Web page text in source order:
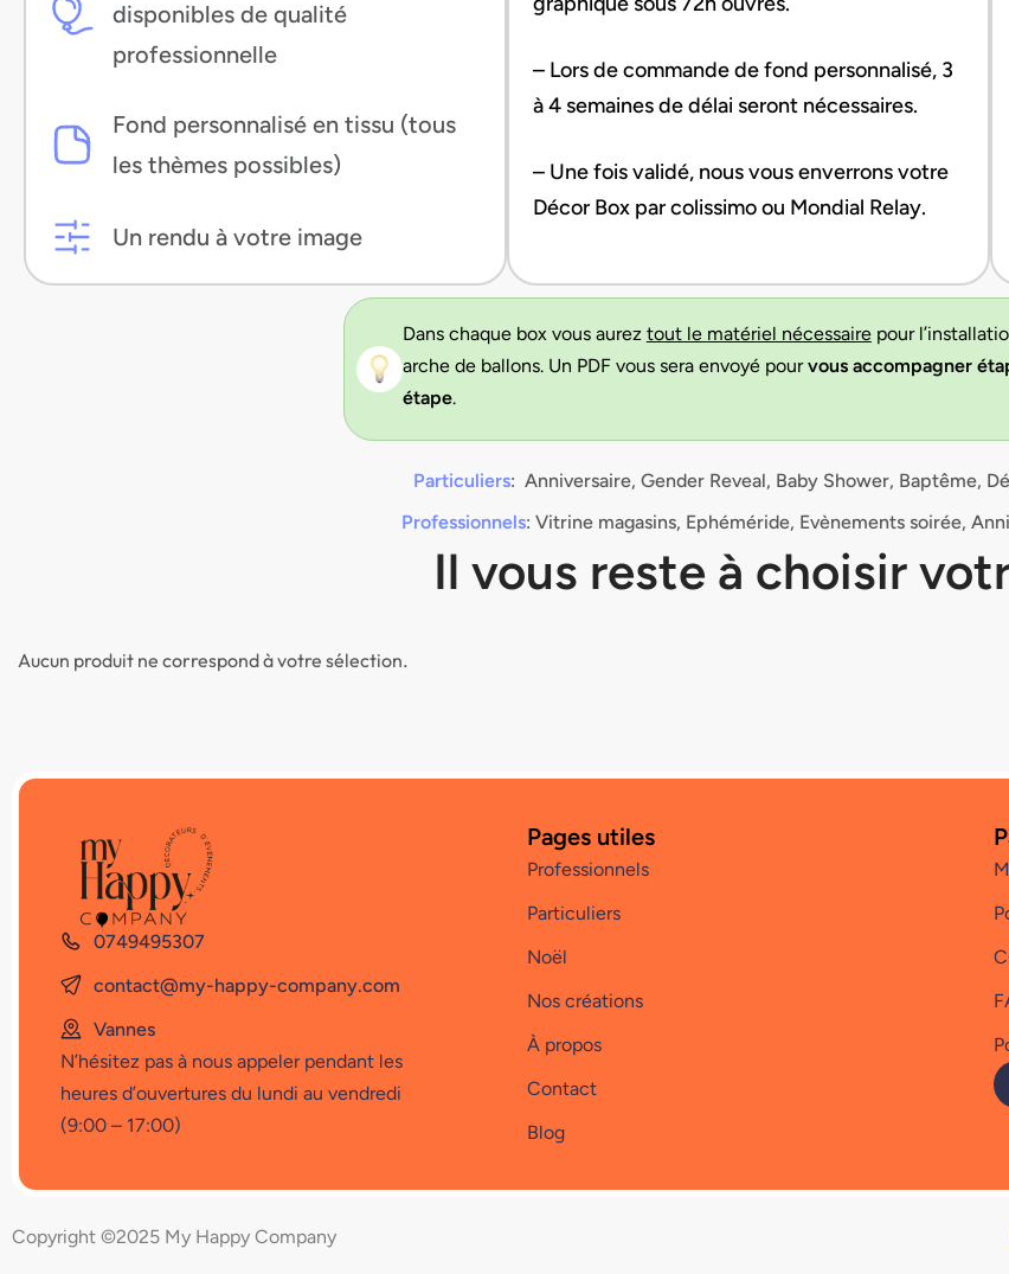
disponibles de qualité
professionnelle
Fond personnalisé en tissu (tous
les thèmes possibles)
Un rendu à votre image
– Lors de commande de fond personnalisé, 3
à 4 semaines de délai seront nécessaires.
– Une fois validé, nous vous enverrons votre
Décor Box par colissimo ou Mondial Relay.
Dans chaque box vous aurez tout le matériel nécessairepour
arche de ballons. Un PDF vous sera envoyé pourvous accompagner
étape.
Particuliers: Anniversaire, Gender Reveal, Baby Shower, Baptême,
Professionnels: Vitrine magasins, Ephéméride, Evènements soirée,
Il vous reste à choisir
Aucun produit ne correspond à votre sélection.
0749495307
contact@my-happy-company.com
Vannes
N’hésitez pas à nous appeler pendant les
heures d’ouvertures du lundi au vendredi
(9:00 – 17:00)
Pages utiles
Professionnels
Particuliers
Noël
Nos créations
À propos
Contact
Blog
Copyright ©2025 My Happy Company